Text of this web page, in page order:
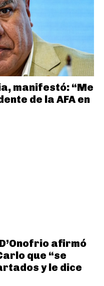
manifestó: “Me
de la AFA en
afirmó
que “se
y le dice